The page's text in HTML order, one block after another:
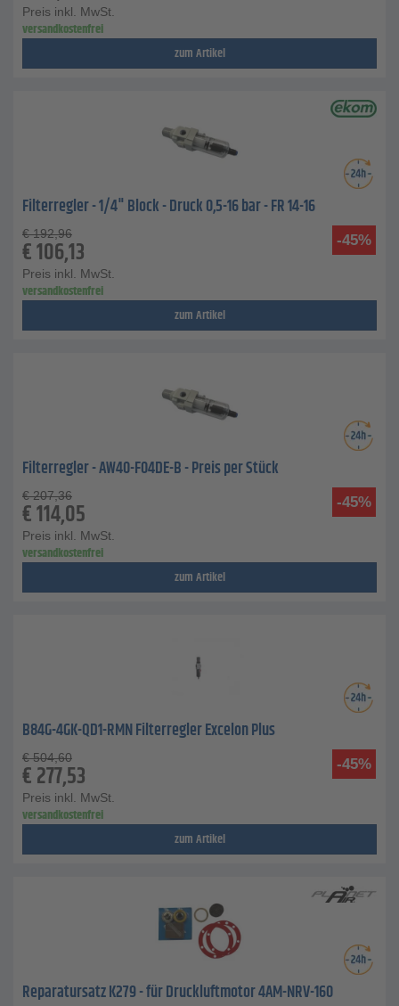
Preis inkl. MwSt.
versandkostenfrei
zum Artikel
Filterregler - 1/4" Block - Druck 0,5-16 bar - FR 14-16
-45%
€ 192,96
€106,13
Preis inkl. MwSt.
versandkostenfrei
zum Artikel
Filterregler - AW40-F04DE-B - Preis per Stück
-45%
€ 207,36
€114,05
Preis inkl. MwSt.
versandkostenfrei
zum Artikel
B84G-4GK-QD1-RMN Filterregler Excelon Plus
-45%
€ 504,60
€277,53
Preis inkl. MwSt.
versandkostenfrei
zum Artikel
Reparatursatz K279 - für Druckluftmotor 4AM-NRV-160